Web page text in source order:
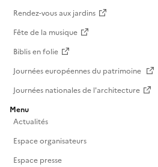
Rendez-vous aux jardins
Fête de la musique
Biblis en folie
Journées européennes du patrimoine
Journées nationales de l'architecture
Menu
Actualités
Espace organisateurs
Espace presse